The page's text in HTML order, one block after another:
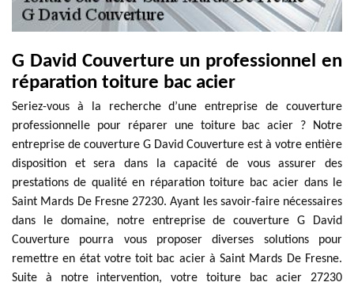
G David Couverture un professionnel en
réparation toiture bac acier
Seriez-vous à la recherche d’une entreprise de couverture
professionnelle pour réparer une toiture bac acier ? Notre
entreprise de couverture G David Couverture est à votre entière
disposition et sera dans la capacité de vous assurer des
prestations de qualité en réparation toiture bac acier dans le
Saint Mards De Fresne 27230. Ayant les savoir-faire nécessaires
dans le domaine, notre entreprise de couverture G David
Couverture pourra vous proposer diverses solutions pour
remettre en état votre toit bac acier à Saint Mards De Fresne.
Suite à notre intervention, votre toiture bac acier 27230